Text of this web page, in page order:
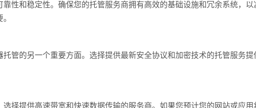
和稳定性。确保您的托管服务商拥有高效的基础设施和冗余系统，
的另一个重要方面。选择提供最新安全协议和加密技术的托管服务
提供高速带宽和快速数据传输的服务商。如果您预计您的网站或应